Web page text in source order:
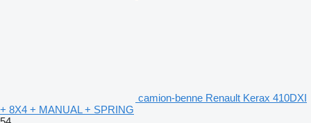
camion-benne Renault Kerax 410DXI
+ 8X4 + MANUAL + SPRING